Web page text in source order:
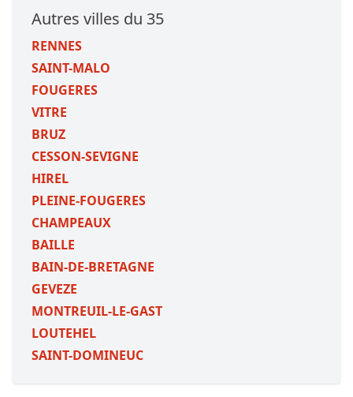
Autres villes du 35
RENNES
SAINT-MALO
FOUGERES
VITRE
BRUZ
CESSON-SEVIGNE
HIREL
PLEINE-FOUGERES
CHAMPEAUX
BAILLE
BAIN-DE-BRETAGNE
GEVEZE
MONTREUIL-LE-GAST
LOUTEHEL
SAINT-DOMINEUC